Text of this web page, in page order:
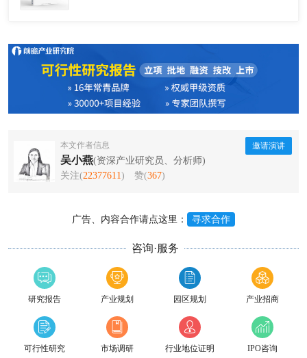
本文作者信息
吴小燕(资深产业研究员、分析师)
关注(22377611) 赞(367)
邀请演讲
广告、内容合作请点这里： 寻求合作
咨询·服务
研究报告 产业规划 园区规划 产业招商
可行性研究 市场调研 行业地位证明 IPO咨询